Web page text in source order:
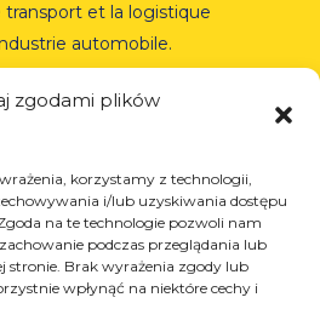
zgodami plików
korzystamy z technologii,
i/lub uzyskiwania dostępu
na te technologie pozwoli nam
podczas przeglądania lub
stronie. Brak wyrażenia zgody lub
wpłynąć na niektóre cechy i
transport et la logistique
automobile.
et manuel